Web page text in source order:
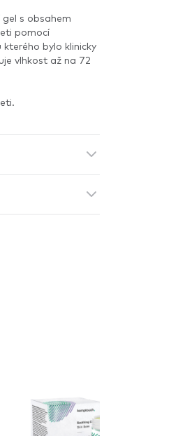
s obsahem
pomocí
bylo klinicky
vlhkost až na 72